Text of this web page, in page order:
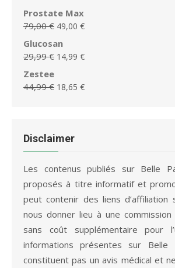
était :
79,95 €.
prix
initial
était :
79,90 €.
actuel
Prostate Max
79,00€ Le
initial
était :
49,00 €Le
actuel
Glucosan
29,99€ Le
initial
était :
14,99 €Le
actuel
Zestee
44,99€ Le
44,99 €.
18,65 €Le
Disclaimer
Les contenus publiés sur Belle
proposés à titre informatif et
peut contenir des liens d’affiliation
nous donner lieu à une commission
sans coût supplémentaire pour
informations présentes sur Belle
constituent pas un avis médical et